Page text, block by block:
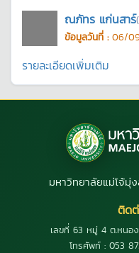
ณภัทร แก่นสาร์
ข้อมูลวันที่ : 06/
รายละเอียดเพิ่มเติม
มหาวิทยาลัยแม่โจ้มุ่
ติด
เลขที่ 63 หมู่ 4 ต.หนอ
โทรศัพท์ : 053